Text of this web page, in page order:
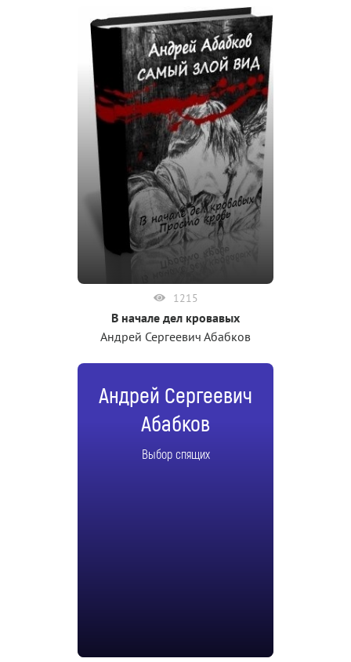
1215
В начале дел кровавых
Андрей Сергеевич Абабков
Андрей Сергеевич
Абабков
Выбор спящих